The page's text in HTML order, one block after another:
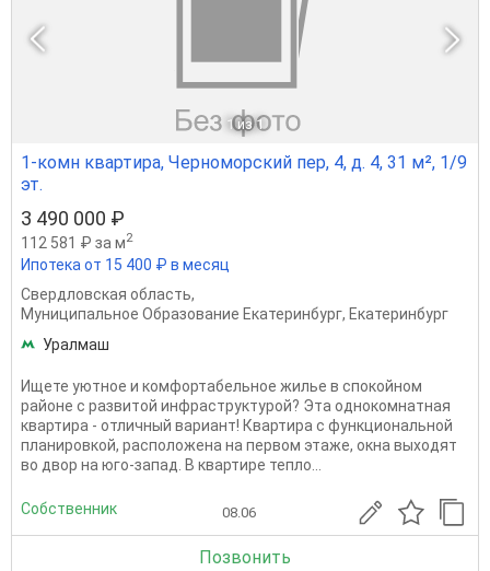
1 из 1
1-комн квартира, Черноморский пер, 4, д. 4, 31 м², 1/9
эт.
3 490 000 ₽
112 581 ₽ за м2
Ипотека от 15 400 ₽ в месяц
Свердловская область,
Муниципальное Образование Екатеринбург, Екатеринбург
Уралмаш
Ищете уютное и комфортабельное жилье в спокойном
районе с развитой инфраструктурой? Эта однокомнатная
квартира - отличный вариант! Квартира с функциональной
планировкой, расположена на первом этаже, окна выходят
во двор на юго-запад. В квартире тепло...
Собственник 08.06
Позвонить